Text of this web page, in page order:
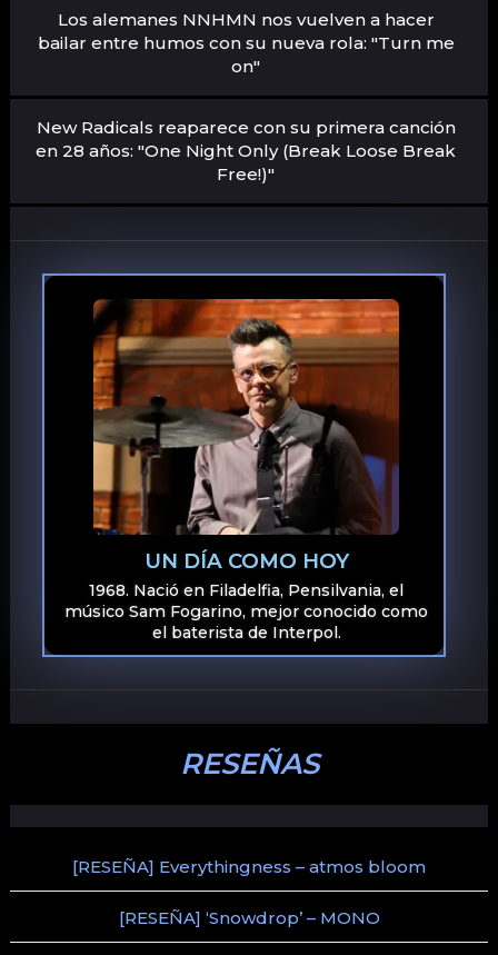
Los alemanes NNHMN nos vuelven a hacer
bailar entre humos con su nueva rola: "Turn me
on"
New Radicals reaparece con su primera canción
en 28 años: "One Night Only (Break Loose Break
Free!)"
UN DÍA COMO HOY
1968. Nació en Filadelfia, Pensilvania, el
músico Sam Fogarino, mejor conocido como
el baterista de Interpol.
RESEÑAS
[RESEÑA] Everythingness – atmos bloom
[RESEÑA] ‘Snowdrop’ – MONO